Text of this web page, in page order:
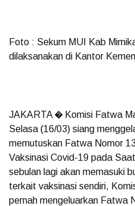
Foto : Sekum MUI Kab
dilaksanakan di Kantor
JAKARTA � Komisi Fatwa
Selasa (16/03) siang
memutuskan Fatwa Nomor
Vaksinasi Covid-19 pada
sebulan lagi akan memasuki
terkait vaksinasi sendiri,
pernah mengeluarkan Fatwa